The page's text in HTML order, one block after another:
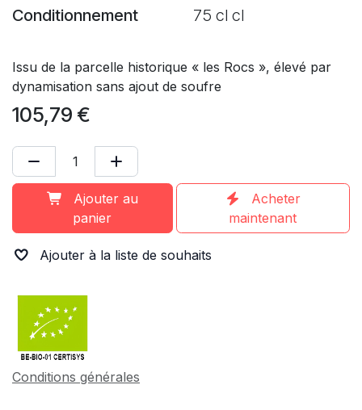
Conditionnement
75 cl cl
Issu de la parcelle historique « les Rocs », élevé par
dynamisation sans ajout de soufre
105,79 €
Ajouter au
panier
Acheter
maintenant
Ajouter à la liste de souhaits
Conditions générales